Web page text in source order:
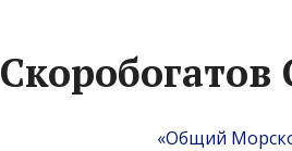
Скоробогатов
«Общий